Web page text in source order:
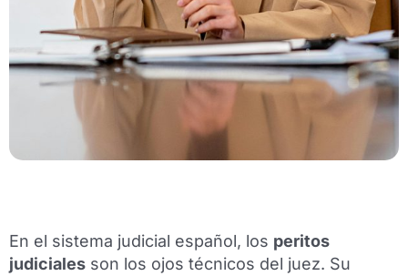
En el sistema judicial español, los peritos
judiciales son los ojos técnicos del juez. Su